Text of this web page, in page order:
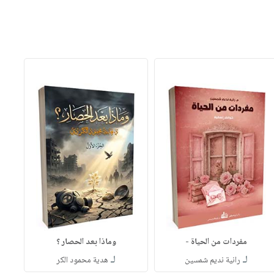
مفردات من الحياة -
لـ رانية نديم شمسين
وماذا بعد الحصار ؟
لـ هدية محمود الكر